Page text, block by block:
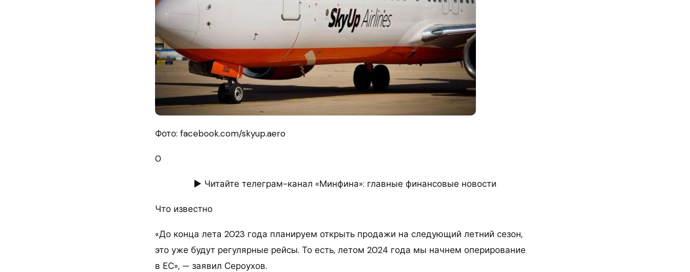
Фото: facebook.com/skyup.aero
0
► Читайте телеграм-канал «Минфина»: главные финансовые новости
Что известно
«До конца лета 2023 года планируем открыть продажи на следующий летний сезон,
это уже будут регулярные рейсы. То есть, летом 2024 года мы начнем оперирование
в ЕС», — заявил Сероухов.